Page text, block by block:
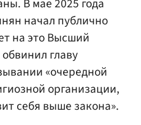
начал публично
на это Высший
главу
«очередной
организации,
себя выше закона».